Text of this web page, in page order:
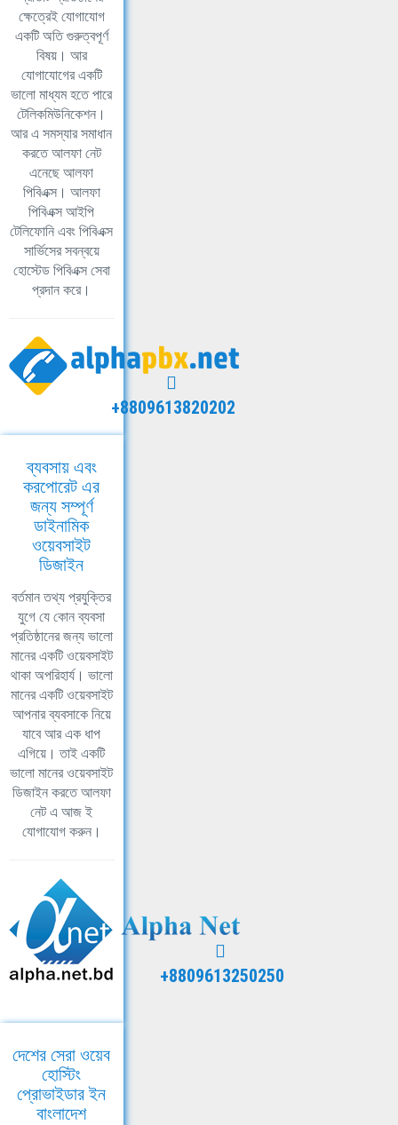
ক্ষেত্রেই যোগাযোগ
একটি অতি গুরুত্বপূর্ণ
বিষয়। আর
যোগাযোগের একটি
ভালো মাধ্যম হতে পারে
টেলিকমিউনিকেশন।
আর এ সমস্যার সমাধান
করতে আলফা নেট
এনেছে আলফা
পিবিএক্স। আলফা
পিবিএক্স আইপি
টেলিফোনি এবং পিবিএক্স
সার্ভিসের সবন্বয়ে
হোস্টেড পিবিএক্স সেবা
প্রদান করে।
+8809613820202
ব্যবসায় এবং
করপোরেট এর
জন্য সম্পূর্ণ
ডাইনামিক
ওয়েবসাইট
ডিজাইন
বর্তমান তথ্য প্রযুক্তির
যুগে যে কোন ব্যবসা
প্রতিষ্ঠানের জন্য ভালো
মানের একটি ওয়েবসাইট
থাকা অপরিহার্য। ভালো
মানের একটি ওয়েবসাইট
আপনার ব্যবসাকে নিয়ে
যাবে আর এক ধাপ
এগিয়ে। তাই একটি
ভালো মানের ওয়েবসাইট
ডিজাইন করতে আলফা
নেট এ আজ ই
যোগাযোগ করুন।
+8809613250250
দেশের সেরা ওয়েব
হোস্টিং
প্রোভাইডার ইন
বাংলাদেশ